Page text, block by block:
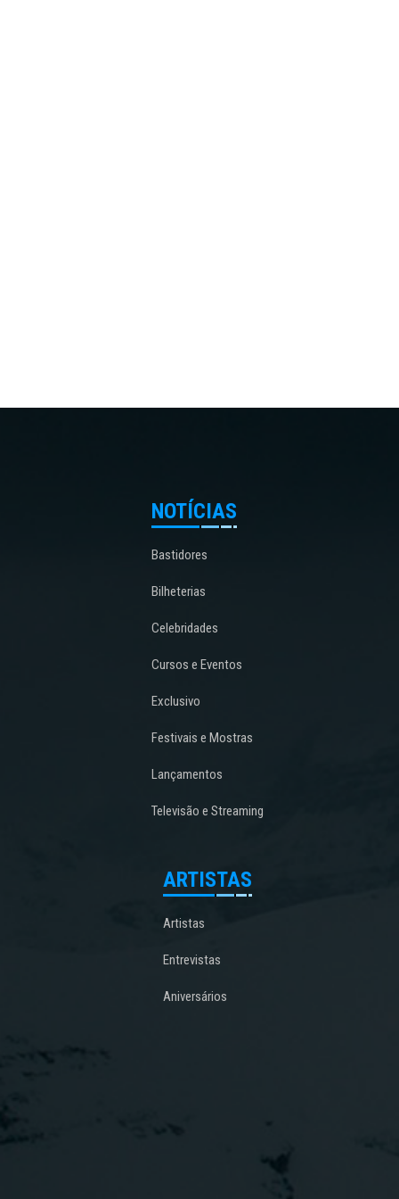
NOTÍCIAS
Bastidores
Bilheterias
Celebridades
Cursos e Eventos
Exclusivo
Festivais e Mostras
Lançamentos
Televisão e Streaming
ARTISTAS
Artistas
Entrevistas
Aniversários